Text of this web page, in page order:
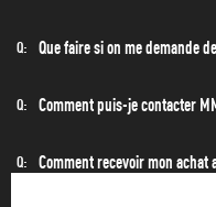
Q: Que faire si on me demande
Q: Comment puis-je contacter
Q: Comment recevoir mon achat